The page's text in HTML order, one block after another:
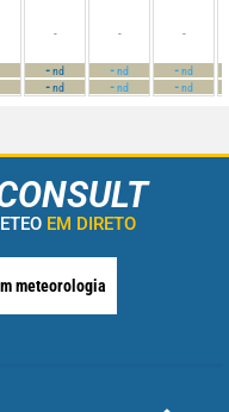
-
-nd
-nd
-
-nd
-nd
-
-nd
-nd
EM DIRETO
meteorologia